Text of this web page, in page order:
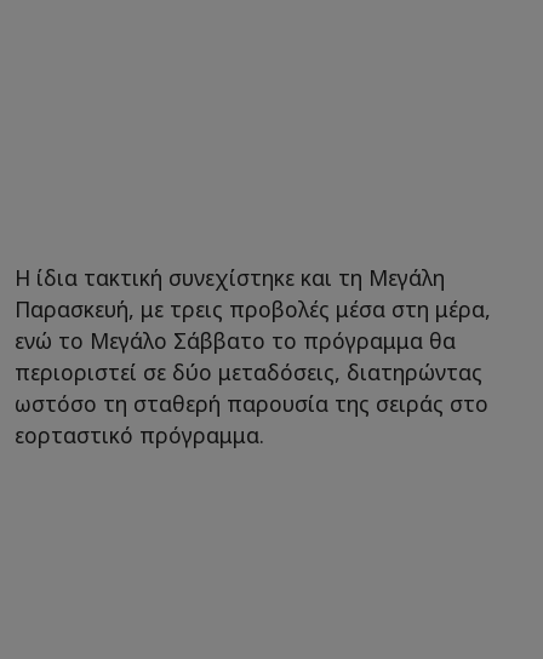
Η ίδια τακτική συνεχίστηκε και τη Μεγάλη
Παρασκευή, με τρεις προβολές μέσα στη μέρα,
ενώ το Μεγάλο Σάββατο το πρόγραμμα θα
περιοριστεί σε δύο μεταδόσεις, διατηρώντας
ωστόσο τη σταθερή παρουσία της σειράς στο
εορταστικό πρόγραμμα.